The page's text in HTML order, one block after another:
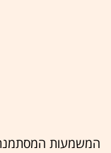
המשמעות המסתמנת